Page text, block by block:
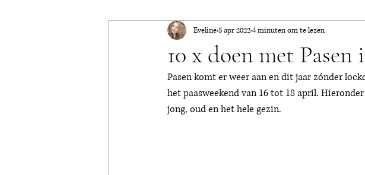
10 x doen met
Eveline5 apr 20224 minuten om te lezen
Pasen komt er weer aan en dit jaar zónder
het paasweekend van 16 tot 18 april.
jong, oud en het hele gezin.